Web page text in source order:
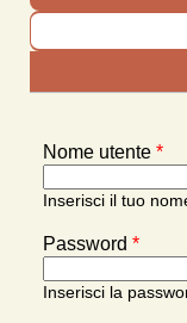
Nome utente *
Inserisci il tuo
Password *
Inserisci la